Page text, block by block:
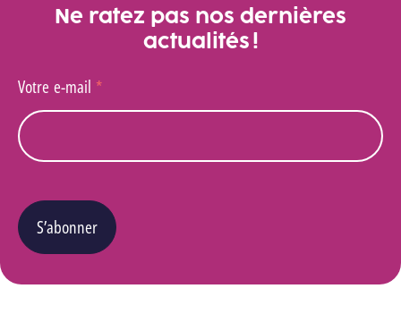
Ne ratez pas nos dernières
actualités !
Votre e-mail *
S’abonner